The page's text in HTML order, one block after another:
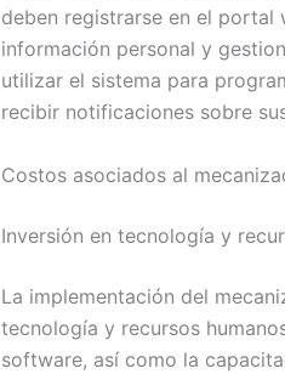
deben registrarse en el portal
información personal y
utilizar el sistema para
recibir notificaciones sobre
Costos asociados al
Inversión en tecnología y
La implementación del
tecnología y recursos
software, así como la